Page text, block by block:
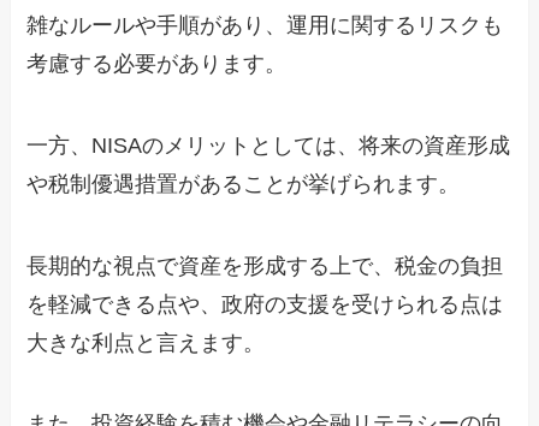
雑なルールや手順があり、運用に関するリスクも
考慮する必要があります。
一方、NISAのメリットとしては、将来の資産形成
や税制優遇措置があることが挙げられます。
長期的な視点で資産を形成する上で、税金の負担
を軽減できる点や、政府の支援を受けられる点は
大きな利点と言えます。